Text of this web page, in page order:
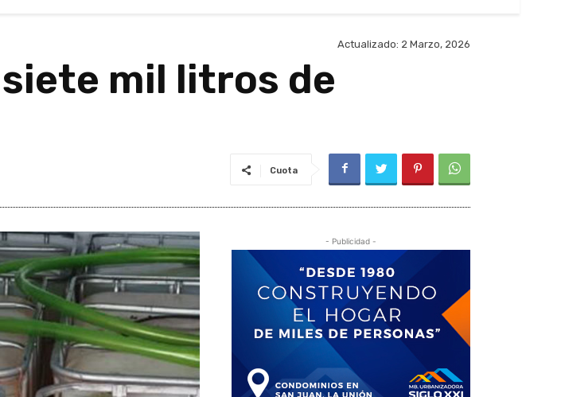
Actualizado: 2 Marzo, 2026
mil litros de
Cuota
- Publicidad -